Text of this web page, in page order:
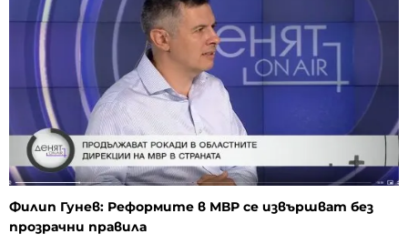
Филип Гунев: Реформите в МВР се извършват без
прозрачни правила